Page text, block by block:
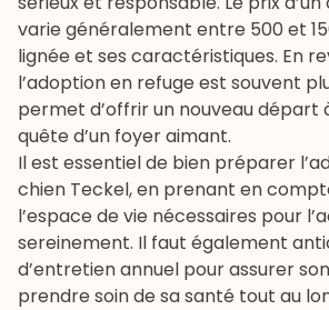
varie généralement entre 500 et
lignée et ses caractéristiques. En
l’adoption en refuge est souvent
permet d’offrir un nouveau départ
quête d’un foyer aimant.
Il est essentiel de bien préparer
chien Teckel, en prenant en
l’espace de vie nécessaires pour
sereinement. Il faut également
d’entretien annuel pour assurer
prendre soin de sa santé tout au